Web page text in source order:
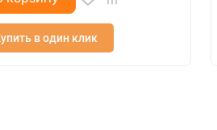
в один клик